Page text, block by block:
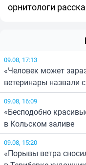
орнитологи
09.08, 17:13
«Человек может
ветеринары назвали
09.08, 16:09
«Бесподобно
в Кольском заливе
09.08, 15:20
«Порывы ветра